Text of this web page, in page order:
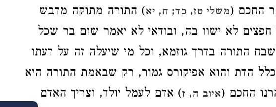
החכם (משלי טז, כד; ח, יא) התורה מתוקה מדבש
חפצים לא ישוו בה, ובודאי לא יאמר שום בר שכל
התורה בדרך גוזמא, וכל מי שיעלה זה על דעתו
הדת והוא אפיקורס גמור, רק שבאמת התורה היא
החכם (איוב ה, ז) אדם לעמל יולד, וצריך האדם